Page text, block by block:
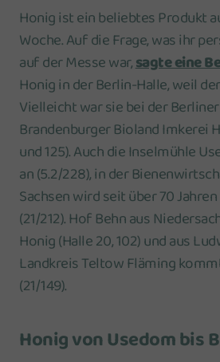
Honig ist ein beliebtes Produkt
Woche. Auf die Frage, was ihr
auf der Messe war,sagte eine
Honig in der Berlin-Halle, weil
Vielleicht war sie bei der
Brandenburger Bioland Imkerei
und 125). Auch die Inselmühle
an (5.2/228), in der
Sachsen wird seit über 70
(21/212). Hof Behn aus
Honig (Halle 20, 102) und aus
Landkreis Teltow Fläming
(21/149).
Honig von Usedom bis